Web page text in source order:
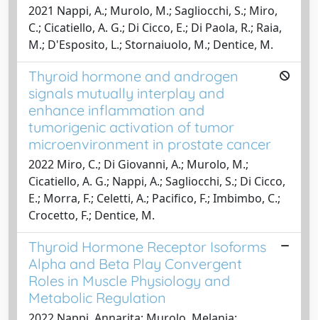
2021 Nappi, A.; Murolo, M.; Sagliocchi, S.; Miro,
C.; Cicatiello, A. G.; Di Cicco, E.; Di Paola, R.; Raia,
M.; D'Esposito, L.; Stornaiuolo, M.; Dentice, M.
Thyroid hormone and androgen
signals mutually interplay and
enhance inflammation and
tumorigenic activation of tumor
microenvironment in prostate cancer
2022 Miro, C.; Di Giovanni, A.; Murolo, M.;
Cicatiello, A. G.; Nappi, A.; Sagliocchi, S.; Di Cicco,
E.; Morra, F.; Celetti, A.; Pacifico, F.; Imbimbo, C.;
Crocetto, F.; Dentice, M.
Thyroid Hormone Receptor Isoforms
Alpha and Beta Play Convergent
Roles in Muscle Physiology and
Metabolic Regulation